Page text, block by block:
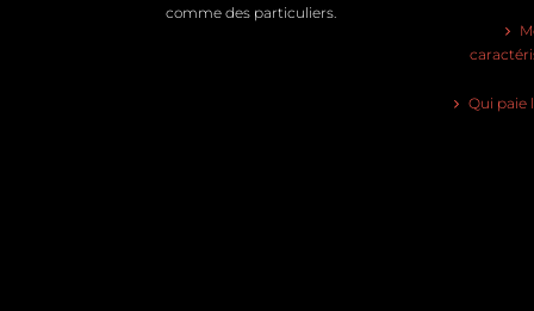
comme des particuliers.
Qui paie